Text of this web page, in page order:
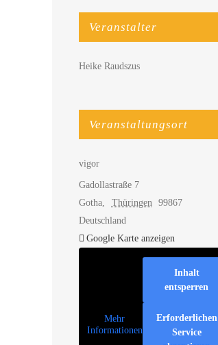
Veranstalter
Heike Raudszus
Veranstaltungsort
vigor
Gadollastraße 7
Gotha
Thüringen
99867
Deutschland
Google Karte anzeigen
Mehr
Informationen
Inhalt
entsperren
Erforderlichen
Service